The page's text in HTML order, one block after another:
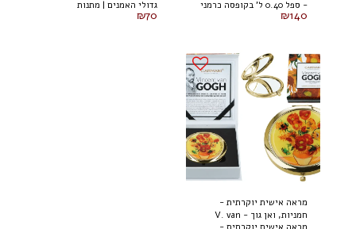
- ספל 0.40 ל' בקופסה כרמני
₪140
גדולי האמנים | מתנות
₪70
מראה אישית יוקרתית -
חמניות, ואן גוך - V. van